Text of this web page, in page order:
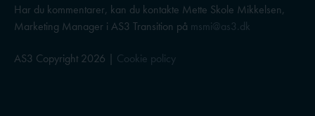
Har du kommentarer, kan du kontakte Mette Skole Mikkelsen,
Marketing Manager i AS3 Transition på msmi@as3.dk
AS3 Copyright 2026 | Cookie policy